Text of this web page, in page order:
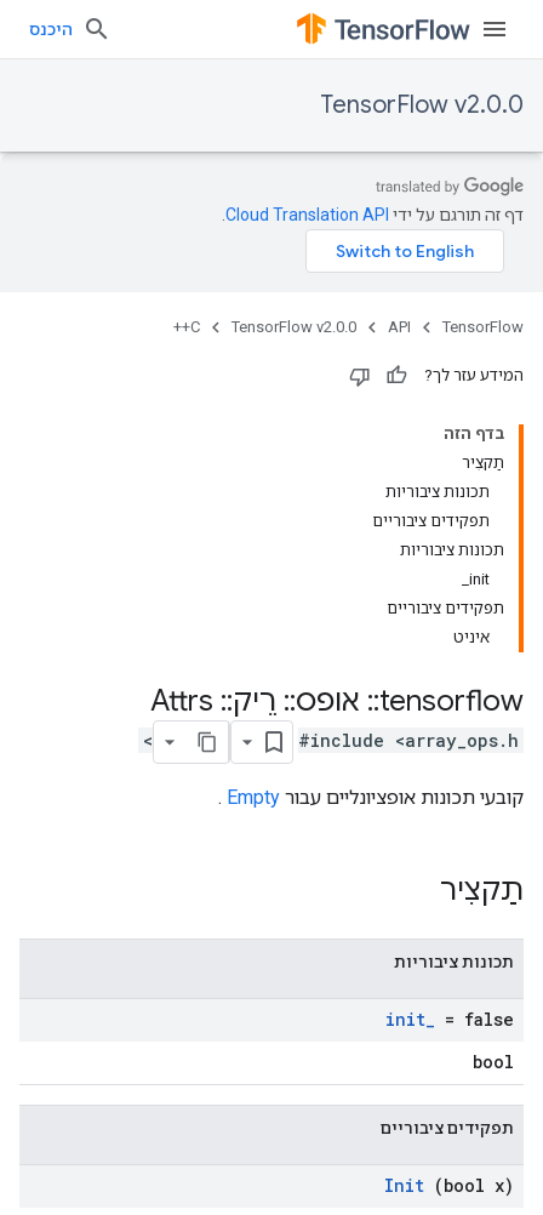
היכנס
TensorFlow v2.0.0
דף זה תורגם על ידי Cloud Translation API
TensorFlow
API
TensorFlow v2.0.0
C++
המידע עזר לך?
בדף הזה
תַקצִיר
תכונות ציבוריות
תפקידים ציבוריים
תכונות ציבוריות
init_
תפקידים ציבוריים
איניט
tensorflow
:: אופס:: רֵיק::
#include <array_ops.h>
קובעי תכונות אופציונליים עבור Empty
.
תַקצִיר
תכונות ציבוריות
init_ = false
bool
תפקידים ציבוריים
Init (bool x)